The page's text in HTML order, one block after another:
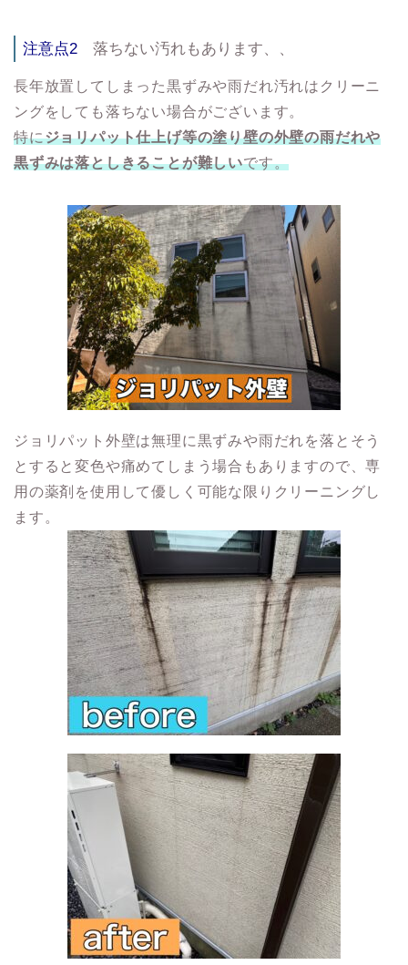
注意点2 落ちない汚れもあります、、
長年放置してしまった黒ずみや雨だれ汚れはクリーニ
ングをしても落ちない場合がございます。
特にジョリパット仕上げ等の塗り壁の外壁の雨だれや
黒ずみは落としきることが難しいです。
ジョリパット外壁は無理に黒ずみや雨だれを落とそう
とすると変色や痛めてしまう場合もありますので、専
用の薬剤を使用して優しく可能な限りクリーニングし
ます。